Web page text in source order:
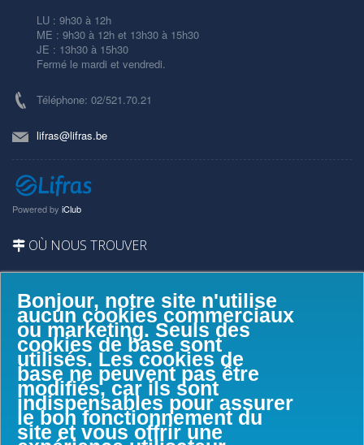
Bonjour, notre site n'utilise
aucun cookies commerciaux
ou marketing. Seuls des
cookies de base sont
utilisés. Les cookies de
base ne peuvent pas être
modifiés, car ils sont
indispensables pour assurer
le bon fonctionnement du
site et vous offrir une
LU : 9h30 à 12h
ME : 9h30 à 12h et 13h30 à 15h30
JE : 13h30 à 15h30
Fermé le mardi et vendredi.
Téléphone: 02/521.70.21
lifras@lifras.be
Powered by iClub
OÙ NOUS TROUVER